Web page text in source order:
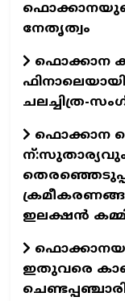
നേതൃത്വം
ഫൊക്കാന
ചലച്ചിത്ര-
ഫൊക്കാന
ഇലക്ഷൻ
ഇതുവരെ